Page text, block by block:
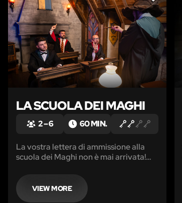
LA SCUOLA DEI MAGHI
2 – 6 60 MIN.
La vostra lettera di ammissione alla
scuola dei Maghi non è mai arrivata!
un modo per raggiungere la scuola e
superare l’esame di ammissione.
VIEW MORE